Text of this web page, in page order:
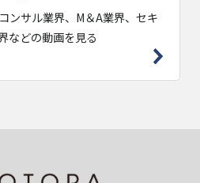
ンサル業界、M＆A業界、セキ
などの動画を見る